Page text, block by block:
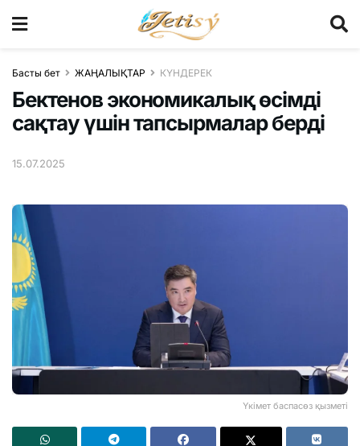
Басты бет ЖАҢАЛЫҚТАР КҮНДЕРЕК
Бектенов экономикалық өсімді
сақтау үшін тапсырмалар берді
15.07.2025
Үкімет баспасөз қызметі